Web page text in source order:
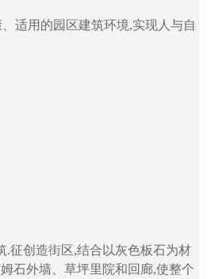
、适用的园区建筑环境,实现人与自
.征创造街区,结合以灰色板石为材
石外墙、草坪里院和回廊,使整个